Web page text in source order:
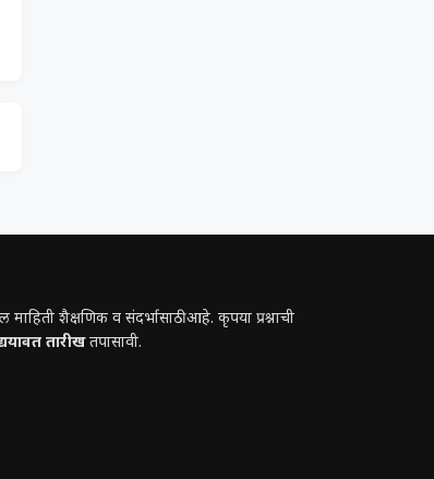
माहिती शैक्षणिक व संदर्भासाठी आहे. कृपया प्रश्नाची
तारीखतपासावी.